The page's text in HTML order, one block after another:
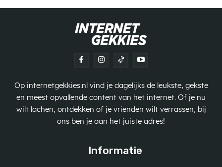
Op internetgekkies.nl vind je dagelijks de leukste, gekste
en meest opvallende content van het internet. Of je nu
wilt lachen, ontdekken of je vrienden wilt verrassen, bij
ons ben je aan het juiste adres!
Informatie